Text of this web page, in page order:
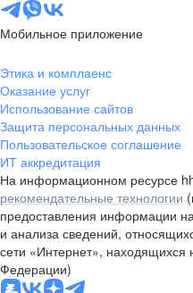
Мобильное приложение
Этика и комплаенс
Оказание услуг
Использование сайтов
Защита персональных данных
Пользовательское соглашение
ИТ аккредитация
На информационном ресурсе
рекомендательные технологии
предоставления информации
и анализа сведений,
сети «Интернет», находящихся
Федерации)